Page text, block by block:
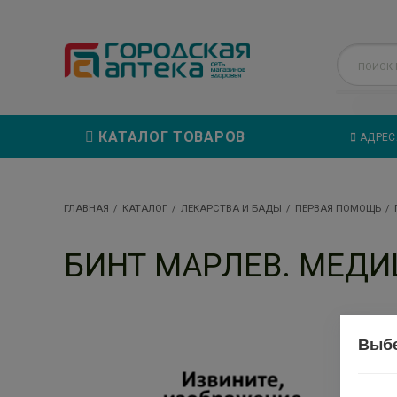
КАТАЛОГ ТОВАРОВ
ГЛАВНАЯ КАТАЛОГ ЛЕКАРСТВА И БАДЫ ПЕРВАЯ ПОМОЩЬ
БИНТ МАРЛЕВ.